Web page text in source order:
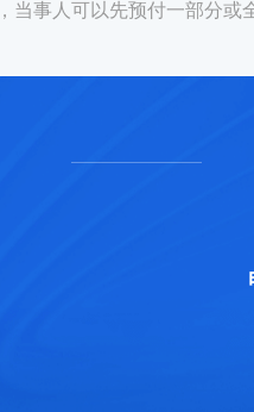
当事人可以先预付一部分或